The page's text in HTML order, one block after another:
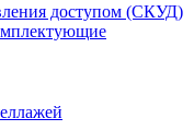
доступом (СКУД)